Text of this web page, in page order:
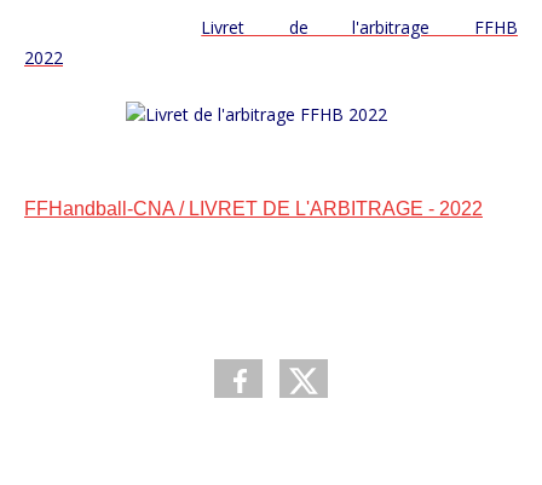
Livret de l'arbitrage FFHB
2022
FFHandball-CNA / LIVRET DE L'ARBITRAGE - 2022